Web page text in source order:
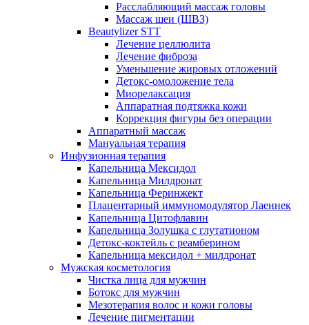
Расслабляющий массаж головы
Массаж шеи (ШВЗ)
Beautylizer STT
Лечение целлюлита
Лечение фиброза
Уменьшение жировых отложений
Детокс-омоложение тела
Миорелаксация
Аппаратная подтяжка кожи
Коррекция фигуры без операции
Аппаратный массаж
Мануальная терапия
Инфузионная терапия
Капельница Мексидол
Капельница Милдронат
Капельница Феринжект
Плацентарный иммуномодулятор Лаеннек
Капельница Цитофлавин
Капельница Золушка с глутатионом
Детокс-коктейль с реамберином
Капельница мексидол + милдронат
Мужская косметология
Чистка лица для мужчин
Ботокс для мужчин
Мезотерапия волос и кожи головы
Лечение пигментации